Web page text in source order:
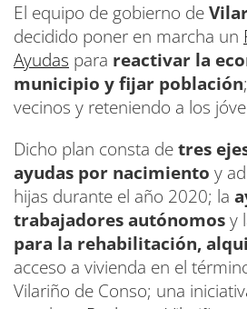
El equipo de gobierno de
decidido poner en marcha un
Ayudas para reactivar la
municipio y fijar población
vecinos y reteniendo a los
Dicho plan consta detres
ayudas por nacimiento y
hijas durante el año 2020; la
trabajadores autónomosy
para la rehabilitación,
acceso a vivienda en el
Vilariño de Conso; una